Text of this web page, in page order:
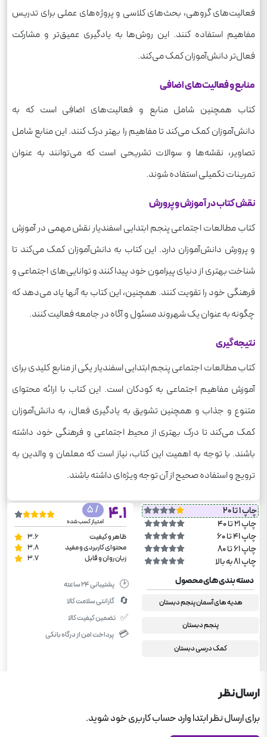
فعالیت‌های گروهی، بحث‌های کلاسی و پروژه‌های عملی برای تدریس
مفاهیم استفاده کنند. این روش‌ها به یادگیری عمیق‌تر و مشارکت
فعال‌تر دانش‌آموزان کمک می‌کند.
منابع و فعالیت‌های اضافی
کتاب همچنین شامل منابع و فعالیت‌های اضافی است که به
دانش‌آموزان کمک می‌کند تا مفاهیم را بهتر درک کنند. این منابع شامل
تصاویر، نقشه‌ها و سوالات تشریحی است که می‌توانند به عنوان
تمرینات تکمیلی استفاده شوند.
نقش کتاب در آموزش و پرورش
کتاب مطالعات اجتماعی پنجم ابتدایی اسفندیار نقش مهمی در آموزش
و پرورش دانش‌آموزان دارد. این کتاب به دانش‌آموزان کمک می‌کند تا
شناخت بهتری از دنیای پیرامون خود پیدا کنند و توانایی‌های اجتماعی و
فرهنگی خود را تقویت کنند. همچنین، این کتاب به آنها یاد می‌دهد که
چگونه به عنوان یک شهروند مسئول و آگاه در جامعه فعالیت کنند.
نتیجه‌گیری
کتاب مطالعات اجتماعی پنجم ابتدایی اسفندیار یکی از منابع کلیدی برای
آموزش مفاهیم اجتماعی به کودکان است. این کتاب با ارائه محتوای
متنوع و جذاب و همچنین تشویق به یادگیری فعال، به دانش‌آموزان
کمک می‌کند تا درک بهتری از محیط اجتماعی و فرهنگی خود داشته
باشند. با توجه به اهمیت این کتاب، نیاز است که معلمان و والدین به
ترویج و استفاده صحیح از آن توجه ویژه‌ای داشته باشند.
چاپ 1 تا 20
چاپ 21 تا 40
چاپ 41 تا 60
چاپ 61 تا 80
چاپ 81 به بالا
4.1
/ 5
امتیاز کسب شده
ظاهر و کیفیت
3.6
محتوای کاربردی و مفید
3.8
زبان روان و قابل
3.7
دسته بندی های محصول
هدیه های آسمان پنجم دبستان
پنجم دبستان
کمک درسی دبستان
🕑 پشتیبانی ۲۴ ساعته
🔄 گارانتی سلامت کالا
✅ تضمین کیفیت کالا
💳 پرداخت امن از درگاه بانکی
ارسال نظر
برای ارسال نظر ابتدا وارد حساب کاربری خود شوید.